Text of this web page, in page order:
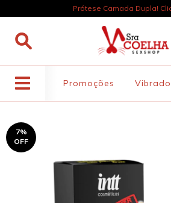
Prótese Camada Dupla!
Promoções
7%
OFF